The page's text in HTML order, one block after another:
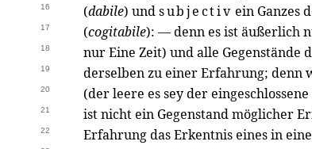
16 (dabile) undsubjectiv ein Ganzes
17 (cogitabile): — denn es ist äußerlich
18 nur Eine Zeit) und alle Gegenstände
19 derselben zu einer Erfahrung; denn
20 (der leere es sey der
21 ist nicht ein Gegenstand möglicher
22 Erfahrung das Erkentnis eines in